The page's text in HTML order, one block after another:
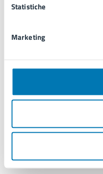
Statistiche
Marketing